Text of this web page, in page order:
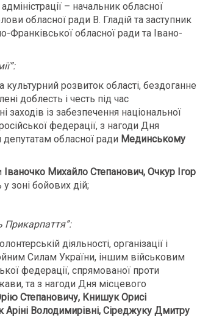
– начальник обласної
обласної ради В. Гладій та заступник
Франківської обласної ради та Івано-
розвиток області, бездоганне
доблесть і честь під час
заходів із забезпечення національної
федерації, з нагоди Дня
обласної ради Мединському
Іваночко Михайло Степанович, Очкур Ігор
зоні бойових дій;
Прикар­паття”:
діяльності, організації і
Силам України, іншим військовим
федерації, спрямованої проти
та з нагоди Дня місцевого
Степановичу, Книшук Орисі
Володимирівні, Сіреджуку Дмитру